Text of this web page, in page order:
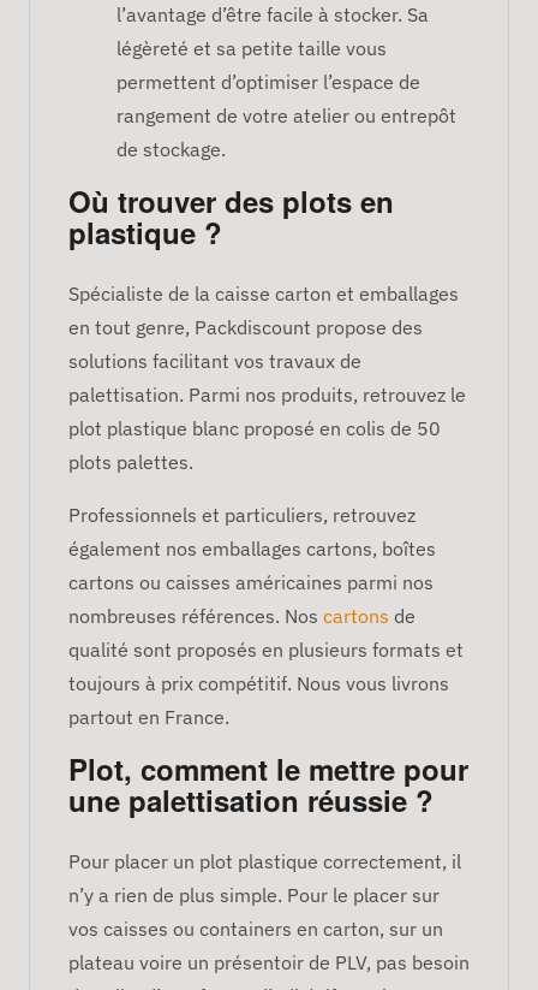
l’avantage d’être facile à stocker. Sa
légèreté et sa petite taille vous
permettent d’optimiser l’espace de
rangement de votre atelier ou entrepôt
de stockage.
Où trouver des plots en
plastique ?
Spécialiste de la caisse carton et emballages
en tout genre, Packdiscount propose des
solutions facilitant vos travaux de
palettisation. Parmi nos produits, retrouvez le
plot plastique blanc proposé en colis de 50
plots palettes.
Professionnels et particuliers, retrouvez
également nos emballages cartons, boîtes
cartons ou caisses américaines parmi nos
nombreuses références. Nos cartons de
qualité sont proposés en plusieurs formats et
toujours à prix compétitif. Nous vous livrons
partout en France.
Plot, comment le mettre pour
une palettisation réussie ?
Pour placer un plot plastique correctement, il
n’y a rien de plus simple. Pour le placer sur
vos caisses ou containers en carton, sur un
plateau voire un présentoir de PLV, pas besoin